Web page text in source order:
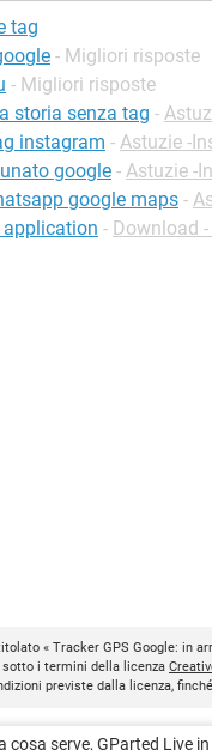
tag
- Migliori risposte
- Migliori risposte
storia senza tag -
instagram - Astuzie -
google - Astuzie -
google maps -
application - Download
« Tracker GPS Google: in
i termini della licenza
previste dalla licenza,
cosa serve, GParted Live in